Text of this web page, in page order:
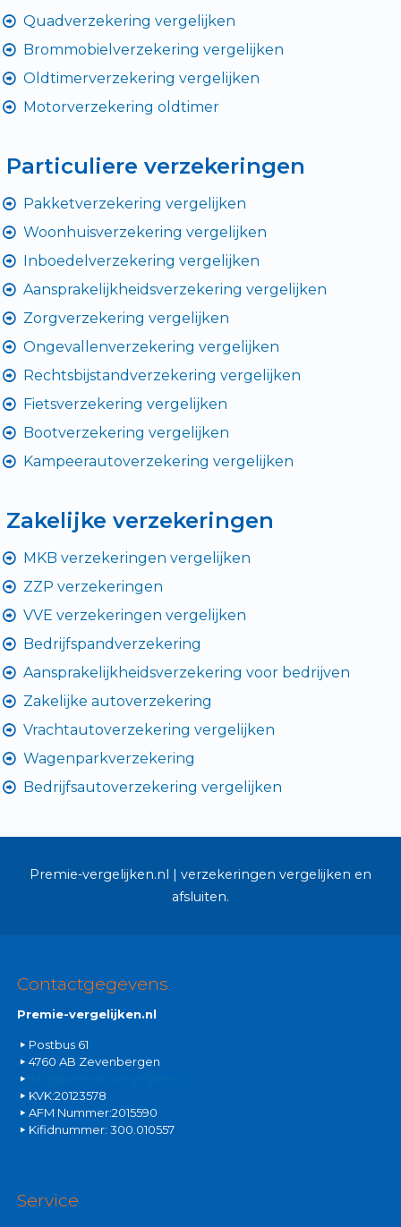
Quadverzekering vergelijken
Brommobielverzekering vergelijken
Oldtimerverzekering vergelijken
Motorverzekering oldtimer
Particuliere verzekeringen
Pakketverzekering vergelijken
Woonhuisverzekering vergelijken
Inboedelverzekering vergelijken
Aansprakelijkheidsverzekering vergelijken
Zorgverzekering vergelijken
Ongevallenverzekering vergelijken
Rechtsbijstandverzekering vergelijken
Fietsverzekering vergelijken
Bootverzekering vergelijken
Kampeerautoverzekering vergelijken
Zakelijke verzekeringen
MKB verzekeringen vergelijken
ZZP verzekeringen
VVE verzekeringen vergelijken
Bedrijfspandverzekering
Aansprakelijkheidsverzekering voor bedrijven
Zakelijke autoverzekering
Vrachtautoverzekering vergelijken
Wagenparkverzekering
Bedrijfsautoverzekering vergelijken
Premie-vergelijken.nl | verzekeringen vergelijken en
afsluiten.
Contactgegevens
Premie-vergelijken.nl
Postbus 61
4760 AB Zevenbergen
KVK:20123578
AFM Nummer:2015590
Kifidnummer: 300.010557
Service